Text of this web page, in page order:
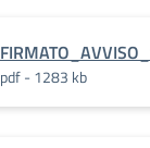
pdf - 1283 kb